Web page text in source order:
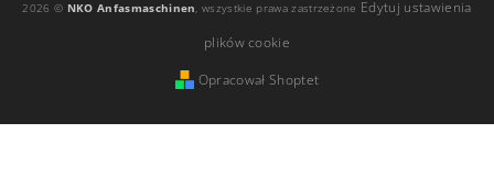
2026 © NKO Anfasmaschinen, wszystkie prawa zastrzeżone Edytuj ustawienia
plików cookie
Opracował Shoptet